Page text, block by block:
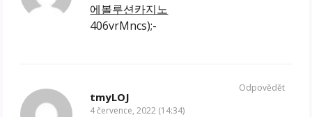
에볼루션카지노
406vrMncs);-
tmyLOJ
4 července, 2022 (14:34)
Odpovědět